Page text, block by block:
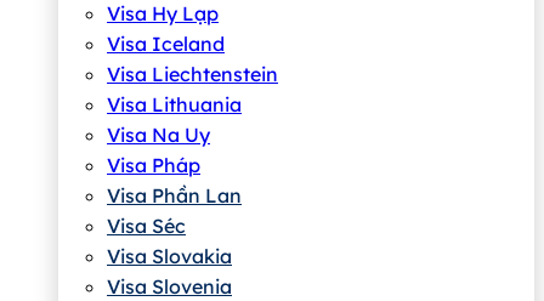
Visa Hy Lạp
Visa Iceland
Visa Liechtenstein
Visa Lithuania
Visa Na Uy
Visa Pháp
Visa Phần Lan
Visa Séc
Visa Slovakia
Visa Slovenia